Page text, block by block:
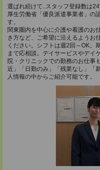
選ばれ続けて..スタッフ登録数は24
厚生労働省「優良派遣事業者」の
す。
関東圏内を中心に介護や看護のお
き方など、ご希望に沿えるようお
ください。シフトは週2回～OK。
まで応相談。デイサービスやデイ
院・クリニックでの勤務のお仕事
近」「日勤のみ」「残業なし」「
人情報の中からご紹介可能です。